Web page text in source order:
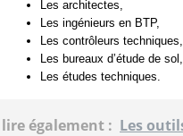
Les architectes,
Les ingénieurs en BTP,
Les contrôleurs techniques,
Les bureaux d’étude de sol,
Les études techniques.
également : Les